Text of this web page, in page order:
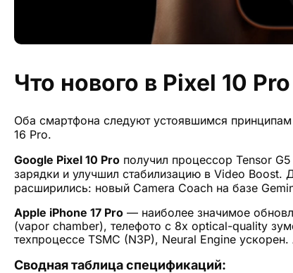
Что нового в Pixel 10
Оба смартфона следуют устоявшимся
16 Pro.
Google Pixel 10 Pro получил процессор Tensor
зарядки и улучшил стабилизацию в Video Boost.
расширились: новый Camera Coach на базе
Apple iPhone 17 Pro — наиболее значимое
(vapor chamber), телефото с 8x optical-quality
техпроцессе TSMC (N3P), Neural Engine
Сводная таблица спецификаций: